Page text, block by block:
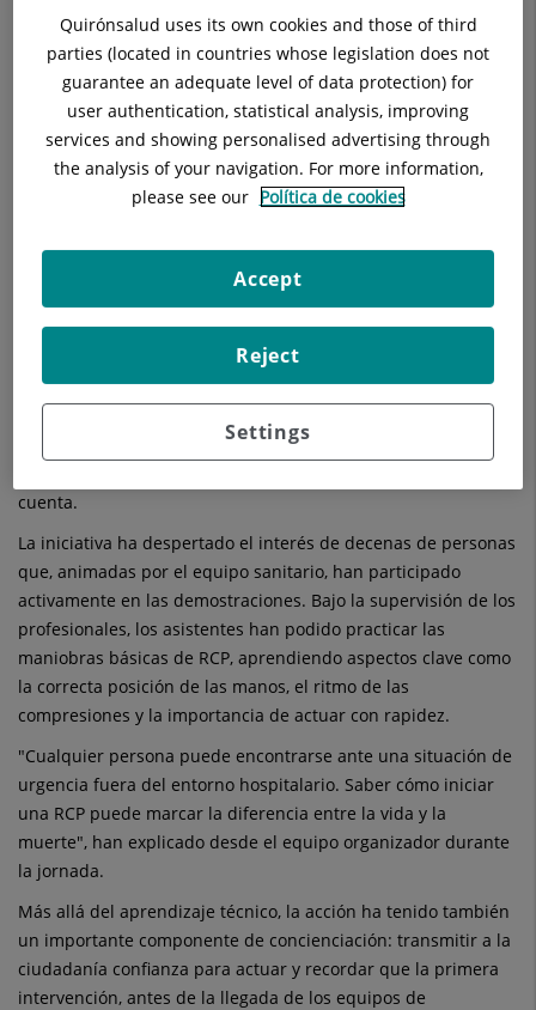
Urgencias
hospital se ha
transformado en un
espacio de
aprendizaje práctico
y abierto a todos.
Profesionales del
centro han
instalado un stand
de forma sencilla y
accesible, cómo
parada
cardiorrespiratoria,
cuenta.
La iniciativa ha despertado el interés de decenas de personas
que, animadas por el equipo sanitario, han participado
activamente en las demostraciones. Bajo la supervisión de los
profesionales, los asistentes han podido practicar las
maniobras básicas de RCP, aprendiendo aspectos clave como
la correcta posición de las manos, el ritmo de las
compresiones y la importancia de actuar con rapidez.
"Cualquier persona puede encontrarse ante una situación de
urgencia fuera del entorno hospitalario. Saber cómo iniciar
una RCP puede marcar la diferencia entre la vida y la
muerte", han explicado desde el equipo organizador durante
la jornada.
Más allá del aprendizaje técnico, la acción ha tenido también
un importante componente de concienciación: transmitir a la
ciudadanía confianza para actuar y recordar que la primera
intervención, antes de la llegada de los equipos de
Quirónsalud uses its own cookies and those of third
parties (located in countries whose legislation does not
guarantee an adequate level of data protection) for
user authentication, statistical analysis, improving
services and showing personalised advertising through
the analysis of your navigation. For more information,
please see our Política de cookies
Settings
Reject
Accept